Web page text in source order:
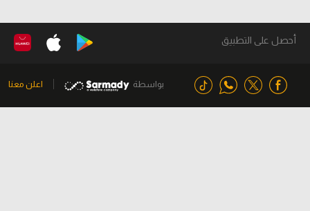
أحصل على التطبيق
بواسطة اعلن معنا